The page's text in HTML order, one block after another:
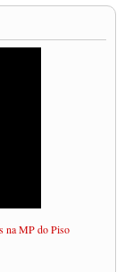
na MP do Piso